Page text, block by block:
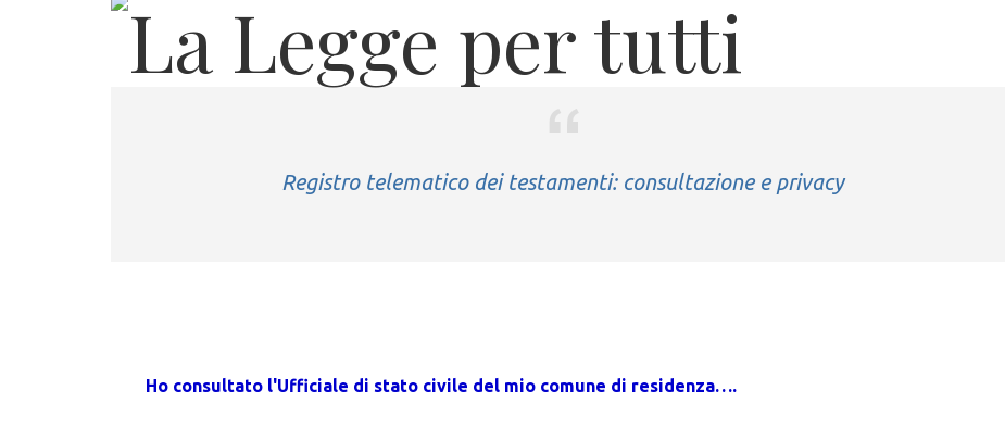
Registro telematico dei testamenti: consultazione e privacy
Ho consultato l'Ufficiale di stato civile del mio comune di residenza….